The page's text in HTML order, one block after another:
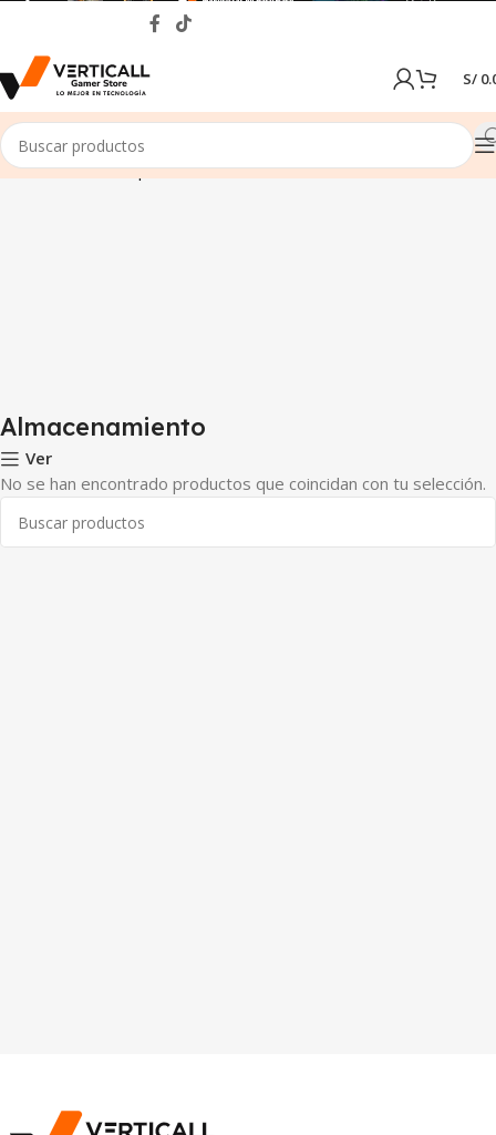
S/
Inicio Tienda Componentes de PC Almacenamiento
Almacenamiento
Ver
No se han encontrado productos que coincidan con tu selección.